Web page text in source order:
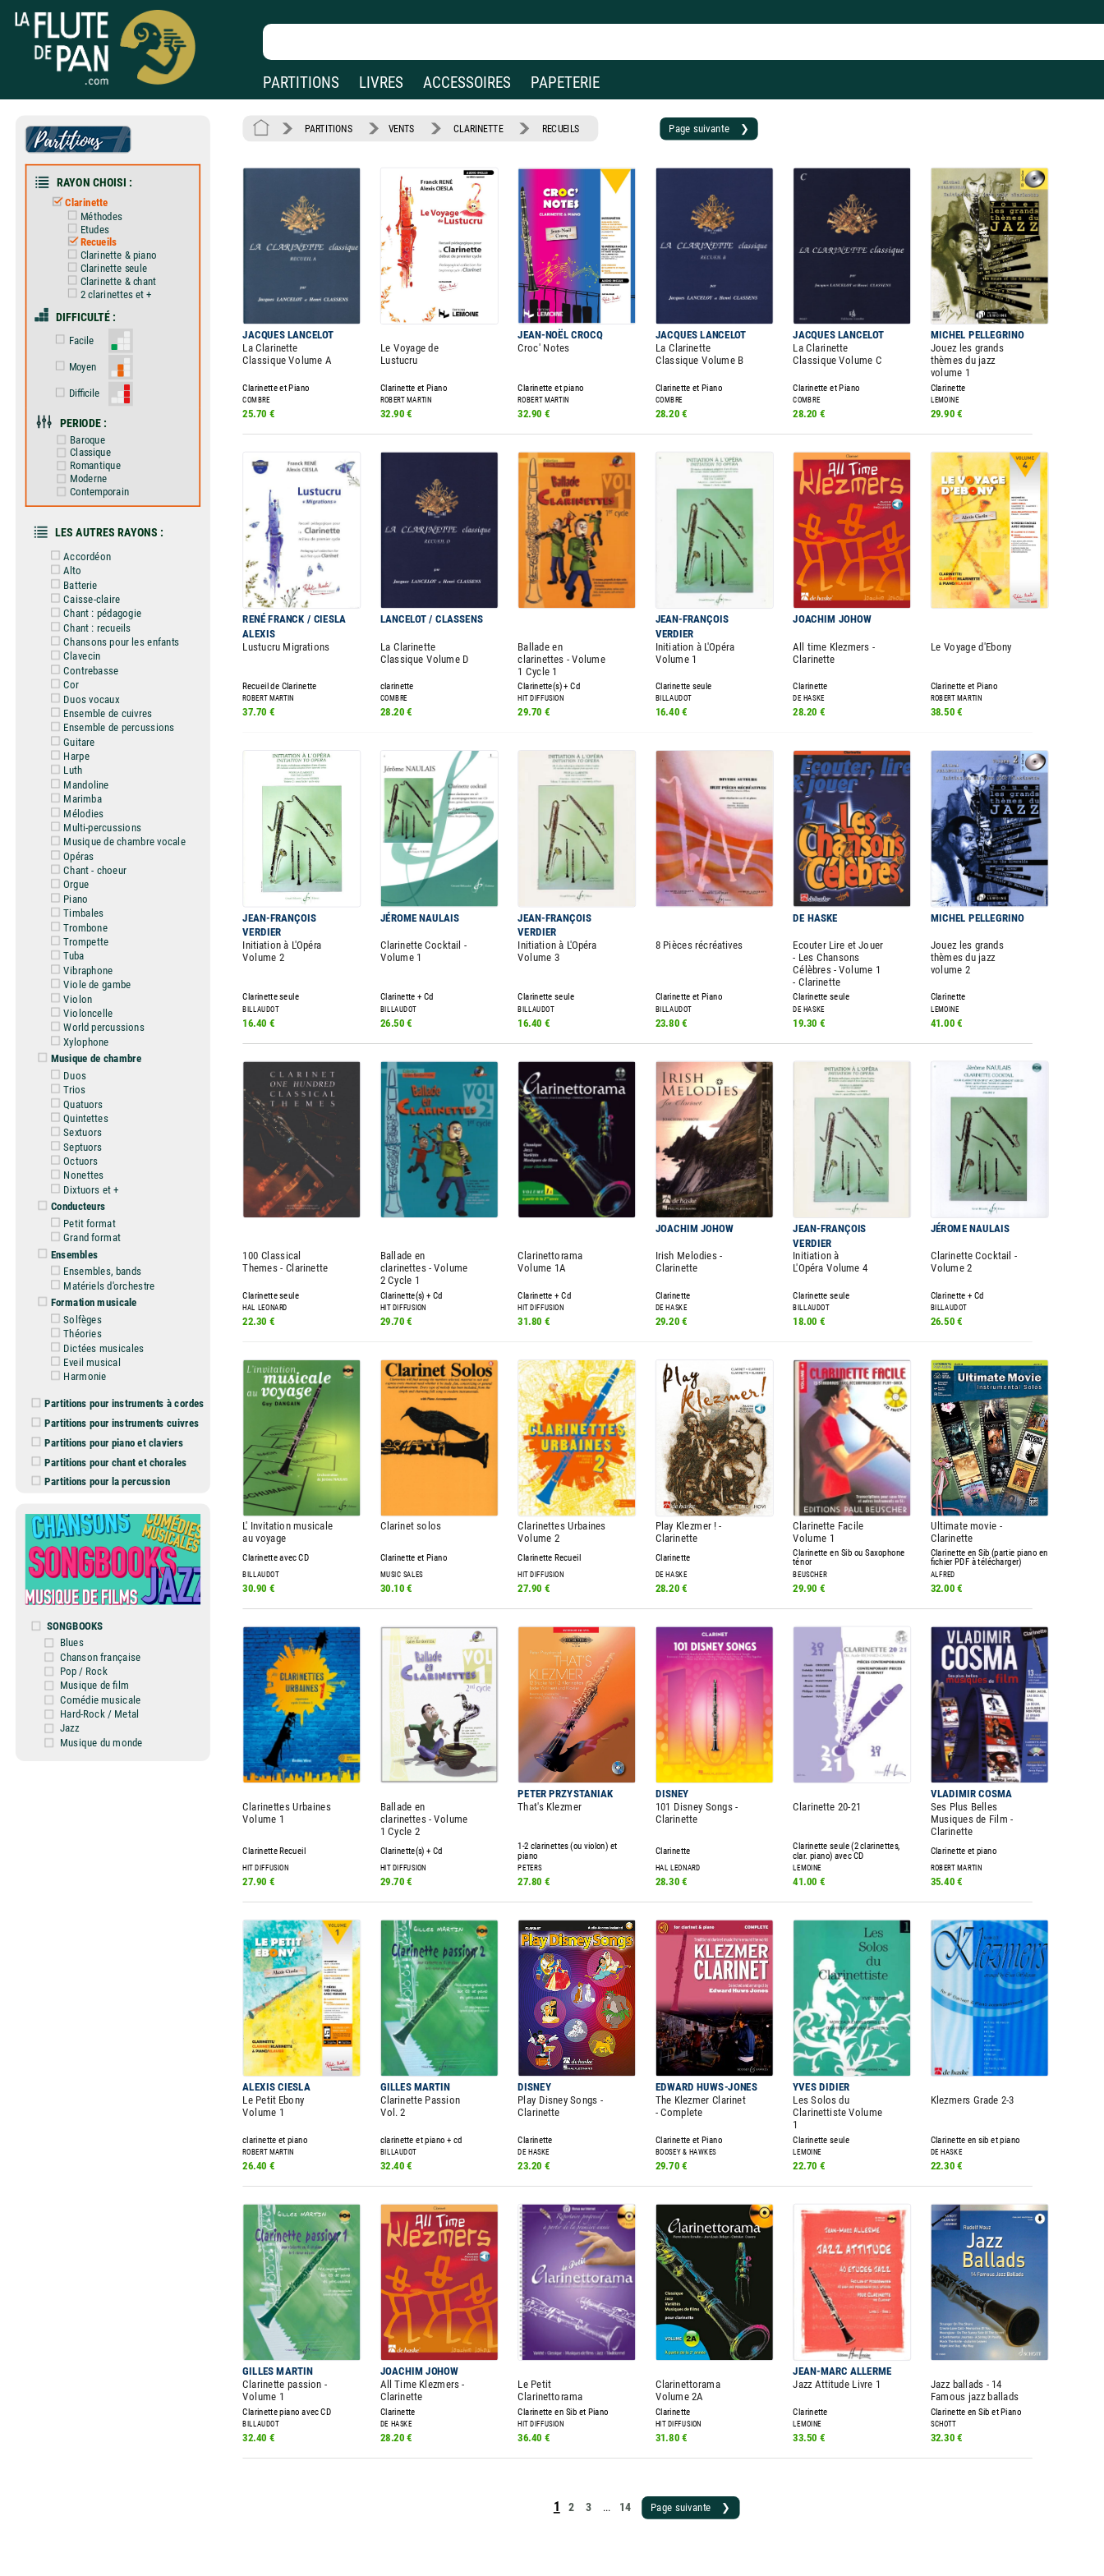
PARTITIONS LIVRES ACCESSOIRES PAPETERIE
RAYON CHOISI :
Clarinette
Méthodes
Etudes
Recueils
Clarinette & piano
Clarinette seule
Clarinette & chant
2 clarinettes et +
DIFFICULTÉ :
Facile
Moyen
Difficile
PERIODE :
Baroque
Classique
Romantique
Moderne
Contemporain
LES AUTRES RAYONS :
Accordéon
Alto
Batterie
Caisse-claire
Chant : pédagogie
Chant : recueils
Chansons pour les enfants
Clavecin
Contrebasse
Cor
Duos vocaux
Ensemble de cuivres
Ensemble de percussions
Guitare
Harpe
Luth
Mandoline
Marimba
Mélodies
Multi-percussions
Musique de chambre vocale
Opéras
Chant - choeur
Orgue
Piano
Timbales
Trombone
Trompette
Tuba
Vibraphone
Viole de gambe
Violon
Violoncelle
World percussions
Xylophone
Musique de chambre
Duos
Trios
Quatuors
Quintettes
Sextuors
Septuors
Octuors
Nonettes
Dixtuors et +
Conducteurs
Petit format
Grand format
Ensembles
Ensembles, bands
Matériels d'orchestre
Formation musicale
Solfèges
Théories
Dictées musicales
Eveil musical
Harmonie
Partitions pour instruments à cordes
Partitions pour instruments cuivres
Partitions pour piano et claviers
Partitions pour chant et chorales
Partitions pour la percussion
SONGBOOKS
Blues
Chanson française
Pop / Rock
Musique de film
Comédie musicale
Hard-Rock / Metal
Jazz
Musique du monde
Page suivante ❯
PARTITIONS VENTS CLARINETTE RECUEILS
JACQUES LANCELOT JEAN-NOËL CROCQ JACQUES LANCELOT JACQUES LANCELOT MICHEL PELLEGRINO
La Clarinette
Classique Volume A
Le Voyage de
Lustucru
Croc' Notes La Clarinette
Classique Volume B
La Clarinette
Classique Volume C
Jouez les grands
thèmes du jazz
volume 1
Clarinette et Piano Clarinette et Piano Clarinette et piano Clarinette et Piano Clarinette et Piano Clarinette
COMBRE ROBERT MARTIN ROBERT MARTIN COMBRE COMBRE LEMOINE
25.70 € 32.90 € 32.90 € 28.20 € 28.20 € 29.90 €
RENÉ FRANCK / CIESLA
ALEXIS
LANCELOT / CLASSENS JEAN-FRANÇOIS
VERDIER
JOACHIM JOHOW
Lustucru Migrations La Clarinette
Classique Volume D
Ballade en
clarinettes - Volume
1 Cycle 1
Initiation à L'Opéra
Volume 1
All time Klezmers -
Clarinette
Le Voyage d'Ebony
Recueil de Clarinette clarinette Clarinette(s) + Cd Clarinette seule Clarinette Clarinette et Piano
ROBERT MARTIN COMBRE HIT DIFFUSION BILLAUDOT DE HASKE ROBERT MARTIN
37.70 € 28.20 € 29.70 € 16.40 € 28.20 € 38.50 €
JEAN-FRANÇOIS
VERDIER
JÉROME NAULAIS
JEAN-FRANÇOIS
VERDIER
DE HASKE MICHEL PELLEGRINO
Initiation à L'Opéra
Volume 2
Clarinette Cocktail -
Volume 1
Initiation à L'Opéra
Volume 3
8 Pièces récréatives Ecouter Lire et Jouer
- Les Chansons
Célèbres - Volume 1
- Clarinette
Jouez les grands
thèmes du jazz
volume 2
Clarinette seule Clarinette + Cd Clarinette seule Clarinette et Piano Clarinette seule Clarinette
BILLAUDOT BILLAUDOT BILLAUDOT BILLAUDOT DE HASKE LEMOINE
16.40 € 26.50 € 16.40 € 23.80 € 19.30 € 41.00 €
JOACHIM JOHOW
JEAN-FRANÇOIS
VERDIER
JÉROME NAULAIS
100 Classical
Themes - Clarinette
Ballade en
clarinettes - Volume
2 Cycle 1
Clarinettorama
Volume 1A
Irish Melodies -
Clarinette
Initiation à
L'Opéra Volume 4
Clarinette Cocktail -
Volume 2
Clarinette seule Clarinette(s) + Cd Clarinette + Cd Clarinette Clarinette seule Clarinette + Cd
HAL LEONARD HIT DIFFUSION HIT DIFFUSION DE HASKE BILLAUDOT BILLAUDOT
22.30 € 29.70 € 31.80 € 29.20 € 18.00 € 26.50 €
L' Invitation musicale
au voyage
Clarinet solos
Clarinettes Urbaines
Volume 2
Play Klezmer ! -
Clarinette
Clarinette Facile
Volume 1
Ultimate movie -
Clarinette
Clarinette avec CD Clarinette et Piano Clarinette Recueil Clarinette Clarinette en Sib ou Saxophone
ténor
Clarinette en Sib (partie piano en
fichier PDF à télécharger)
BILLAUDOT MUSIC SALES HIT DIFFUSION DE HASKE BEUSCHER ALFRED
30.90 € 30.10 € 27.90 € 28.20 € 29.90 € 32.00 €
PETER PRZYSTANIAK DISNEY
VLADIMIR COSMA
Clarinettes Urbaines
Volume 1
Ballade en
clarinettes - Volume
1 Cycle 2
That's Klezmer
101 Disney Songs -
Clarinette
Clarinette 20-21
Ses Plus Belles
Musiques de Film -
Clarinette
Clarinette Recueil Clarinette(s) + Cd 1-2 clarinettes (ou violon) et
piano Clarinette Clarinette seule (2 clarinettes,
clar. piano) avec CD Clarinette et piano
HIT DIFFUSION HIT DIFFUSION PETERS HAL LEONARD LEMOINE ROBERT MARTIN
27.90 € 29.70 € 27.80 € 28.30 € 41.00 € 35.40 €
ALEXIS CIESLA GILLES MARTIN DISNEY EDWARD HUWS-JONES
YVES DIDIER
Le Petit Ebony
Volume 1
Clarinette Passion
Vol. 2
Play Disney Songs -
Clarinette
The Klezmer Clarinet
- Complete
Les Solos du
Clarinettiste Volume
1
Klezmers Grade 2-3
clarinette et piano clarinette et piano + cd Clarinette Clarinette et Piano Clarinette seule Clarinette en sib et piano
ROBERT MARTIN BILLAUDOT DE HASKE BOOSEY & HAWKES LEMOINE DE HASKE
26.40 € 32.40 € 23.20 € 29.70 € 22.70 € 22.30 €
GILLES MARTIN JOACHIM JOHOW
JEAN-MARC ALLERME
Clarinette passion -
Volume 1
All Time Klezmers -
Clarinette
Le Petit
Clarinettorama
Clarinettorama
Volume 2A
Jazz Attitude Livre 1
Jazz ballads - 14
Famous jazz ballads
Clarinette piano avec CD Clarinette Clarinette en Sib et Piano Clarinette Clarinette Clarinette en Sib et Piano
BILLAUDOT DE HASKE HIT DIFFUSION HIT DIFFUSION LEMOINE SCHOTT
32.40 € 28.20 € 36.40 € 31.80 € 33.50 € 32.30 €
1 2 3 ... 14 Page suivante ❯